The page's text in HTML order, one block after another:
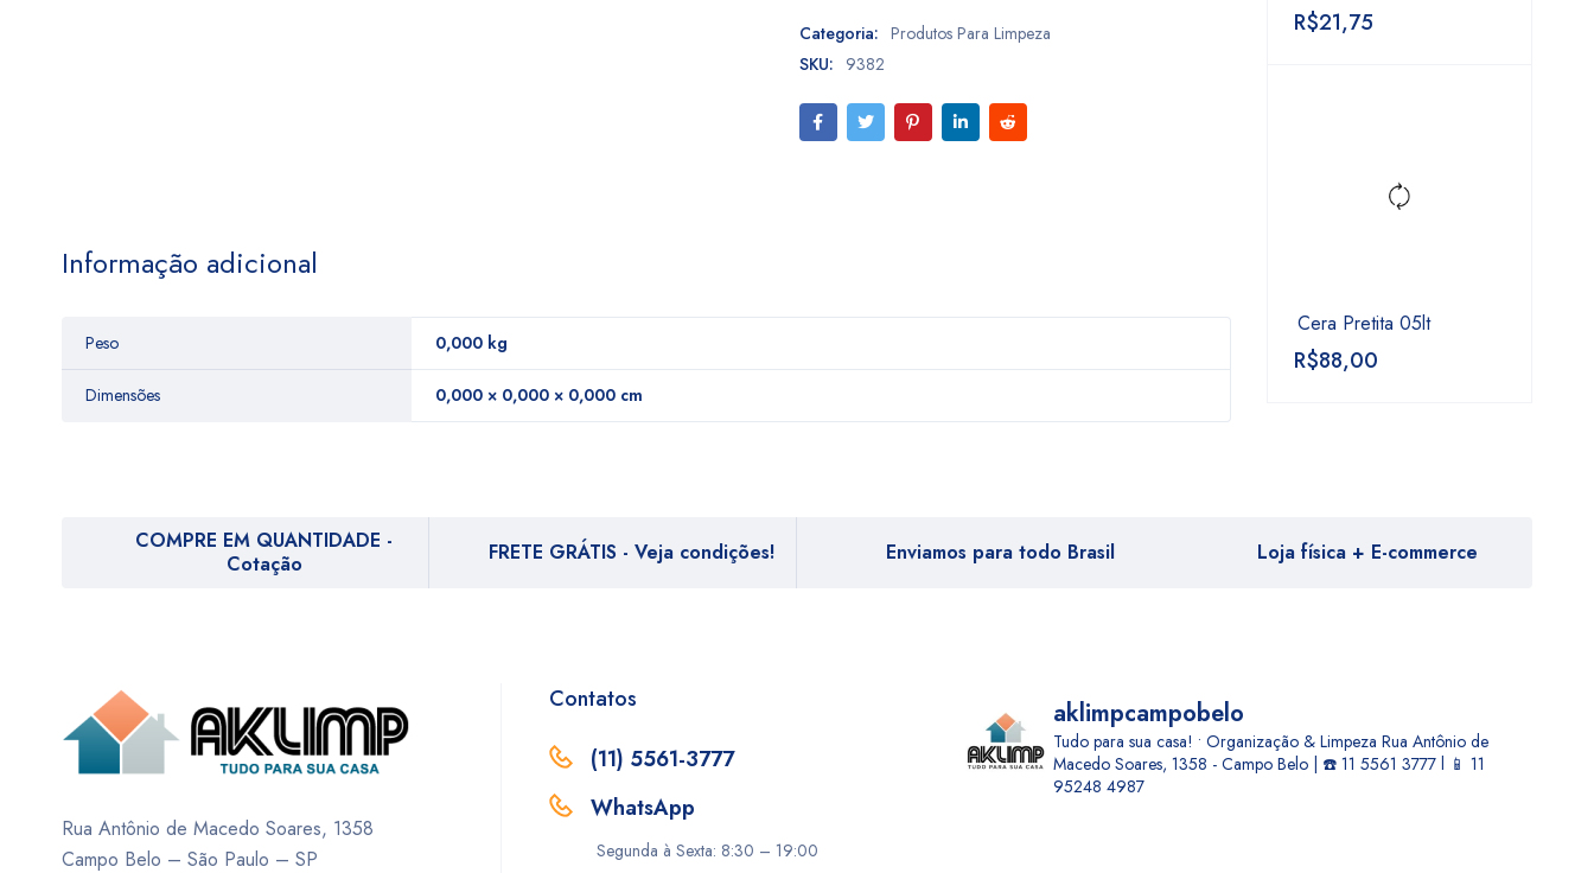
Categoria: Produtos Para Limpeza
SKU: 9382
Informação adicional
Peso 0,000 kg
Dimensões 0,000 × 0,000 × 0,000 cm
R$21,75
Cera Pretita 05lt
R$88,00
COMPRE EM QUANTIDADE -
Cotação
FRETE GRÁTIS - Veja condições! Enviamos para todo Brasil Loja física + E-commerce
Rua Antônio de Macedo Soares, 1358
Campo Belo – São Paulo – SP
Contatos
(11) 5561-3777
WhatsApp
Segunda à Sexta: 8:30 – 19:00
aklimpcampobelo
Tudo para sua casa! • Organização & Limpeza Rua Antônio de
Macedo Soares, 1358 - Campo Belo | ☎️ 11 5561 3777 l 📱 11
95248 4987